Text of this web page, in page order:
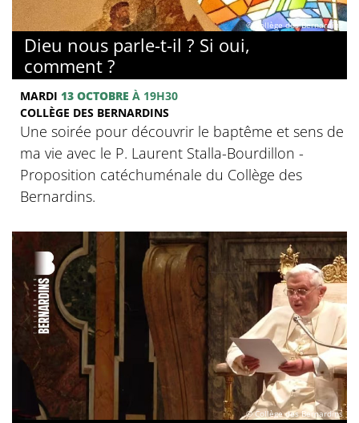
© Collège des Bernardins
Dieu nous parle-t-il ? Si oui,
comment ?
MARDI 13 OCTOBRE À 19H30
COLLÈGE DES BERNARDINS
Une soirée pour découvrir le baptême et sens de
ma vie avec le P. Laurent Stalla-Bourdillon -
Proposition catéchuménale du Collège des
Bernardins.
© Collège des Bernardins